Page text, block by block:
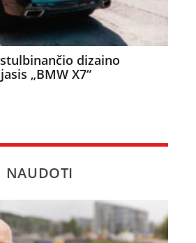
dizaino
„BMW X7“
NAUDOTI